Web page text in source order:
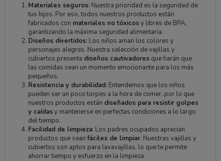
Materiales seguros: Nuestra prioridad es la seguridad de
tus hijos. Por eso, todos nuestros productos están
fabricados con materiales no tóxicosy libres de BPA,
garantizando la máxima seguridad alimentaria.
Diseños divertidos: Los niños aman los colores y
personajes alegres. Nuestra selección de vajillas y
cubiertos presenta diseños cautivadoresque harán que
las comidas sean un momento emocionante para los más
pequeños.
Resistencia y durabilidad: Entendemos que los niños
pueden ser un poco torpes a la hora de comer, por lo que
nuestros productos están diseñados para resistir golpes
y caídasy mantenerse en perfectas condiciones a lo largo
del tiempo.
Facilidad de limpieza: Los padres ocupados aprecian
productos que sean fáciles de limpiar. Nuestras vajillas y
cubiertos son aptos para lavavajillas, lo que te permite
ahorrar tiempo y esfuerzo en la limpieza.